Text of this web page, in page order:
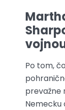
Po tom,
prevažne
Nemecku